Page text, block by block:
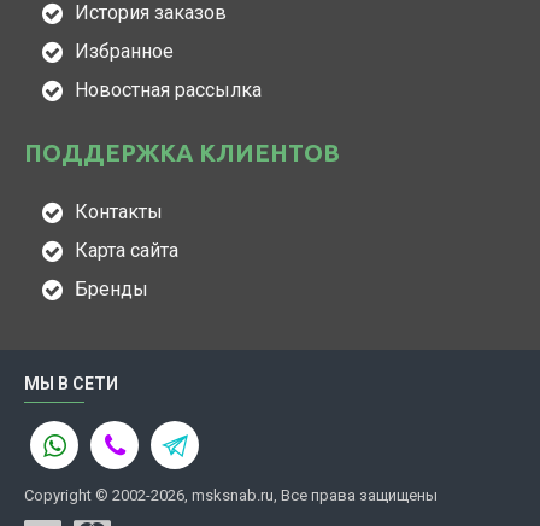
История заказов
Избранное
Новостная рассылка
ПОДДЕРЖКА КЛИЕНТОВ
Контакты
Карта сайта
Бренды
МЫ В СЕТИ
Copyright © 2002-2026, msksnab.ru, Все права защищены